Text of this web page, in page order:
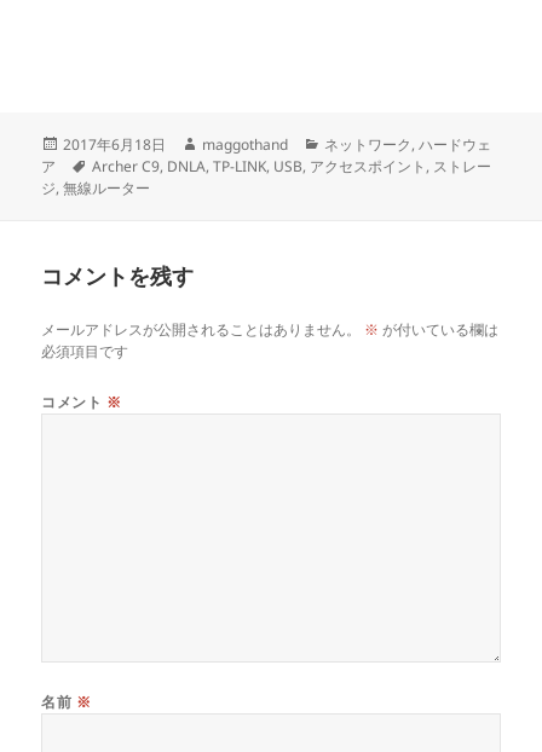
投
稿
日:
2017年6月18日
作
成
maggothand
カ
テ
ネットワーク,ハードウェ
ア
タ
グ
Archer C9, DNLA,TP-LINK, USB, アクセスポイント , ストレー
ジ,無線ルーター
コメントを残す
メールアドレスが公開されることはありません。 ※ が付いている欄は
必須項目です
コメント ※
名前 ※